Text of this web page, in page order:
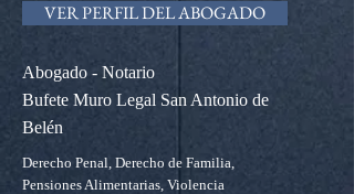
VER PERFIL DEL ABOGADO
Abogado - Notario
Bufete Muro Legal San Antonio de
Belén
Derecho Penal, Derecho de Familia,
Pensiones Alimentarias, Violencia